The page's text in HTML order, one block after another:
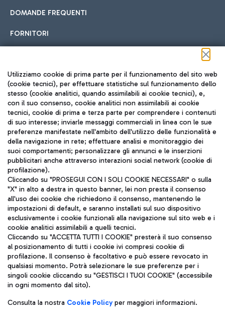
DOMANDE FREQUENTI
FORNITORI
Seguici sui social
TRAVEL JOURNAL
ITA
Aeroporti di Roma S.p.A. - Società soggetta a direzione e
coordinamento di Mundys S.p.A.
Codice fiscale e Registro delle Imprese di Roma 13032990155 P.
IVA 06572251004
Capitale sociale 62.224.743,00 int. vers.
Sede legale: Via Pier Paolo Racchetti 1 - 00054 Fiumicino (RM)
telefono +39 06 65951
Privacy policy
Note legali
Utilizziamo cookie di prima parte per il funzionamento del sito web
(cookie tecnici), per effettuare statistiche sul funzionamento dello
stesso (cookie analitici, quando assimilabili ai cookie tecnici), e,
con il suo consenso, cookie analitici non assimilabili ai cookie
tecnici, cookie di prima e terza parte per comprendere i contenuti
di suo interesse; inviarle messaggi commerciali in linea con le sue
preferenze manifestate nell'ambito dell'utilizzo delle funzionalità e
della navigazione in rete; effettuare analisi e monitoraggio dei
suoi comportamenti; personalizzare gli annunci e le inserzioni
pubblicitari anche attraverso interazioni social network (cookie di
profilazione).
Cliccando su "PROSEGUI CON I SOLI COOKIE NECESSARI" o sulla
"X" in alto a destra in questo banner, lei non presta il consenso
all'uso dei cookie che richiedono il consenso, mantenendo le
impostazioni di default, e saranno installati sul suo dispositivo
esclusivamente i cookie funzionali alla navigazione sul sito web e i
cookie analitici assimilabili a quelli tecnici.
Cliccando su "ACCETTA TUTTI I COOKIE" presterà il suo consenso
al posizionamento di tutti i cookie ivi compresi cookie di
profilazione. Il consenso è facoltativo e può essere revocato in
qualsiasi momento. Potrà selezionare le sue preferenze per i
singoli cookie cliccando su "GESTISCI I TUOI COOKIE" (accessibile
in ogni momento dal sito).
Consulta la nostra Cookie Policyper maggiori informazioni.